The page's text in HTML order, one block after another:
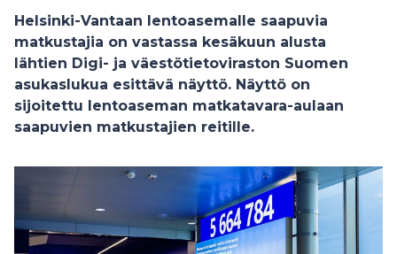
Helsinki-Vantaan lentoasemalle saapuvia
matkustajia on vastassa kesäkuun alusta
lähtien Digi- ja väestötietoviraston Suomen
asukaslukua esittävä näyttö. Näyttö on
sijoitettu lentoaseman matkatavara-aulaan
saapuvien matkustajien reitille.